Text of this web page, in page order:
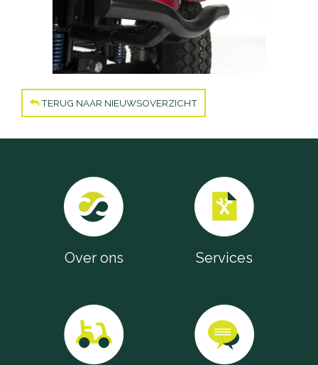
TERUG NAAR NIEUWSOVERZICHT
Over ons Services